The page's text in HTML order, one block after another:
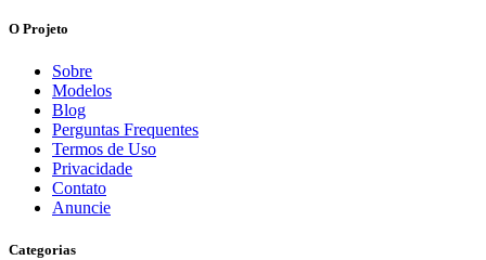
O Projeto
Sobre
Modelos
Blog
Perguntas Frequentes
Termos de Uso
Privacidade
Contato
Anuncie
Categorias